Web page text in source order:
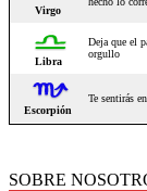
SOBRE